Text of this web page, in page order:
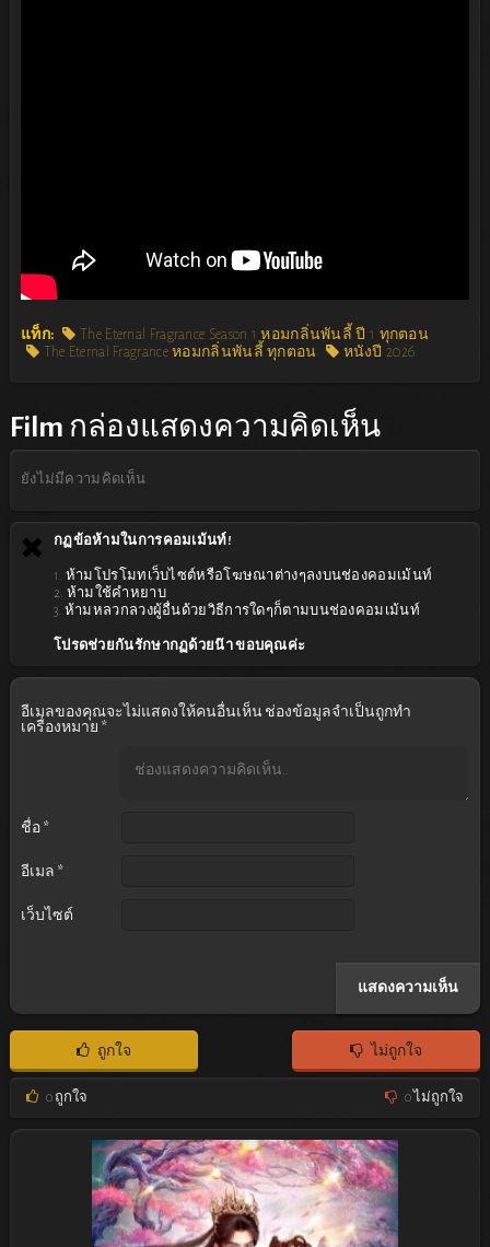
แท็ก:
The Eternal Fragrance Season 1 หอมกลิ่นพันลี้ ปี 1 ทุกตอน
The Eternal Fragrance หอมกลิ่นพันลี้ ทุกตอน
หนังปี 2026
Film กล่องแสดงความคิดเห็น
ยังไม่มีความคิดเห็น
กฏข้อห้ามในการคอมเม้นท์!
1. ห้ามโปรโมทเว็บไซต์หรือโฆษณาต่างๆลงบนช่องคอมเม้นท์
2. ห้ามใช้คำหยาบ
3. ห้ามหลวกลวงผู้อื่นด้วยวิธีการใดๆก็ตามบนช่องคอมเม้นท์
โปรดช่วยกันรักษากฏด้วยน๊า ขอบคุณค่ะ
อีเมลของคุณจะไม่แสดงให้คนอื่นเห็น ช่องข้อมูลจำเป็นถูกทำ
เครื่องหมาย *
ชื่อ *
อีเมล *
เว็บไซต์
ถูกใจ ไม่ถูกใจ
0ถูกใจ 0 ไม่ถูกใจ